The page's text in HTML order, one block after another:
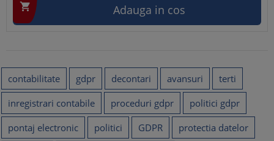
 Adauga in cos
contabilitate gdpr decontari avansuri
terti
inregistrari contabile
proceduri gdpr
politici gdpr
pontaj electronic
politici GDPR
protectia datelor